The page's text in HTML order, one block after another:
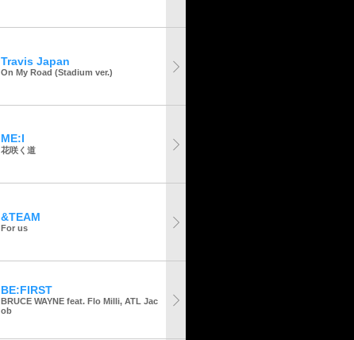
Travis Japan
On My Road (Stadium ver.)
ME:I
花咲く道
&TEAM
For us
BE:FIRST
BRUCE WAYNE feat. Flo Milli, ATL Jac
ob